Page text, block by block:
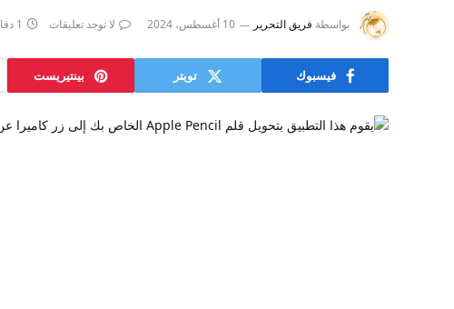
بواسطة فريق التحرير 10 أغسطس، 2024 لا توجد تعليقات 1 دقائق
فيسبوك تويتر بينتيريست